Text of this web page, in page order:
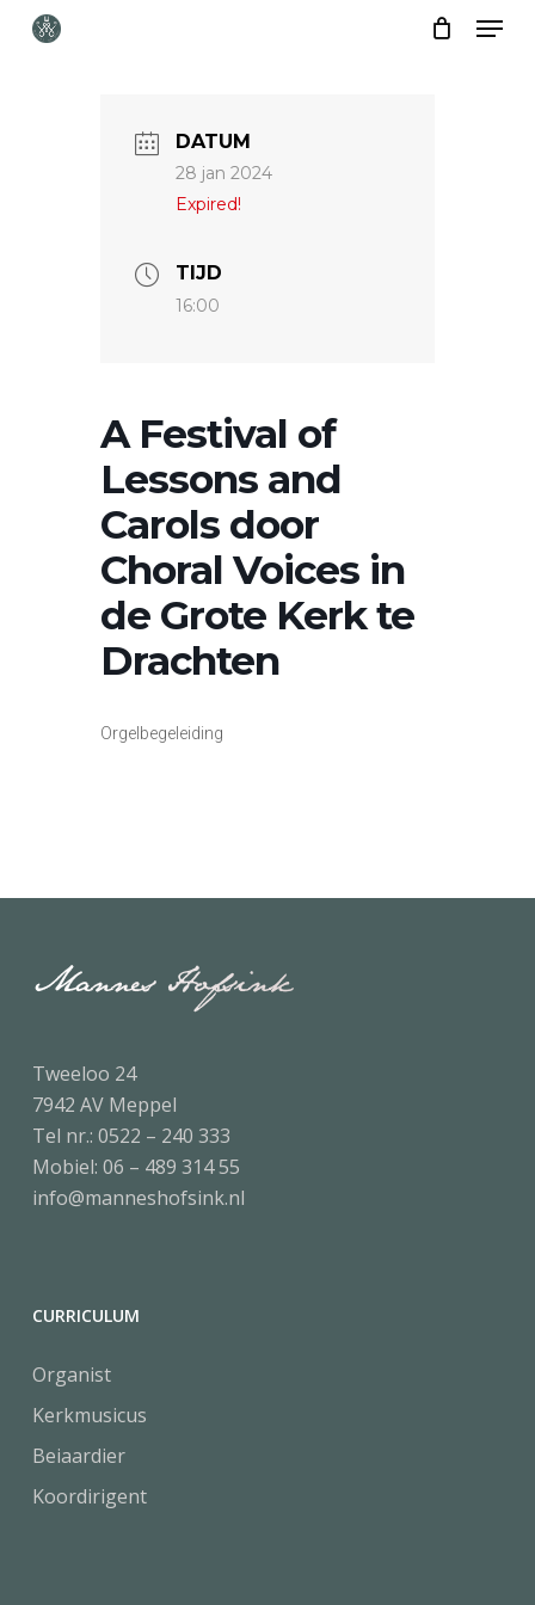
Skip
Menu
DATUM
28 jan 2024
Expired!
TIJD
16:00
A Festival of
Lessons and
Carols door
Choral Voices in
de Grote Kerk te
Drachten
Orgelbegeleiding
Tweeloo 24
7942 AV Meppel
Tel nr.: 0522 – 240 333
Mobiel: 06 – 489 314 55
info@manneshofsink.nl
CURRICULUM
Organist
Kerkmusicus
Beiaardier
Koordirigent